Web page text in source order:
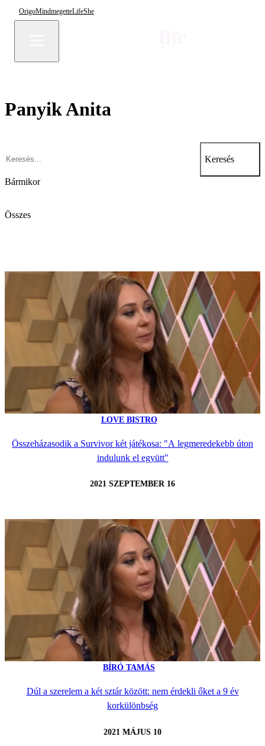
OrigoMindmegetteLifeShe
Panyik Anita
Keresés
Bármikor
Összes
LOVE BISTRO
Összeházasodik a Survivor két játékosa: "A legmeredekebb úton
indulunk el együtt"
2021 SZEPTEMBER 16
BÍRÓ TAMÁS
Dúl a szerelem a két sztár között: nem érdekli őket a 9 év
korkülönbség
2021 MÁJUS 10